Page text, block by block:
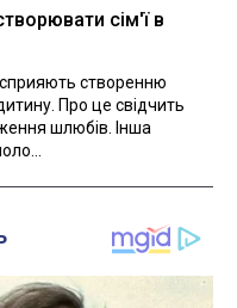
сім'ї в
сприяють створенню
Про це свідчить
шлюбів. Інша